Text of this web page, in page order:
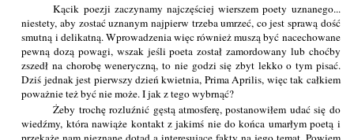
Kącik poezji zaczynamy najczęściej wierszem poety uznanego...
niestety, aby zostać uznanym najpierw trzeba umrzeć, co jest sprawą dość
smutną i delikatną. Wprowadzenia więc również muszą być nacechowane
pewną dozą powagi, wszak jeśli poeta został zamordowany lub choćby
zszedł na chorobę weneryczną, to nie godzi się zbyt lekko o tym pisać.
Dziś jednak jest pierwszy dzień kwietnia, Prima Aprilis, więc tak całkiem
poważnie też być nie może. I jak z tego wybrnąć?
Żeby trochę rozluźnić gęstą atmosferę, postanowiłem udać się do
wiedźmy, która nawiąże kontakt z jakimś nie do końca umarłym poetą i